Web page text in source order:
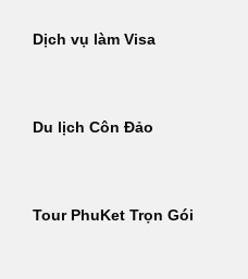
Dịch vụ làm Visa
Du lịch Côn Đảo
Tour PhuKet Trọn Gói